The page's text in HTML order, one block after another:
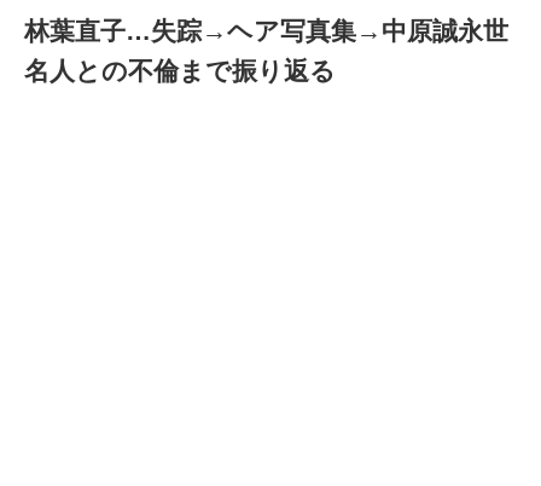
林葉直子…失踪→ヘア写真集→中原誠永世
名人との不倫まで振り返る